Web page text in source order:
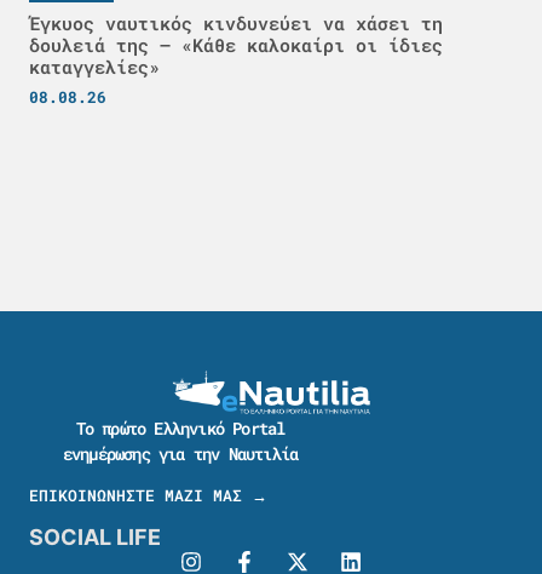
Έγκυος ναυτικός κινδυνεύει να χάσει τη
δουλειά της – «Κάθε καλοκαίρι οι ίδιες
καταγγελίες»
08.08.26
Το πρώτο Ελληνικό Portal
ενημέρωσης για την Ναυτιλία
ΕΠΙΚΟΙΝΩΝΗΣΤΕ ΜΑΖΙ ΜΑΣ →
SOCIAL LIFE